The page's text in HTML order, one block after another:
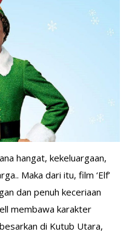
hangat, kekeluargaan,
Maka dari itu, film ‘Elf’
dan penuh keceriaan
membawa karakter
di Kutub Utara,